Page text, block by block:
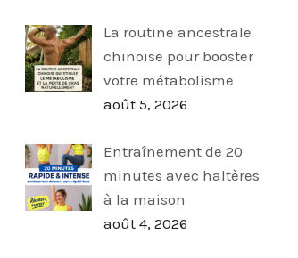
La routine ancestrale
chinoise pour booster
votre métabolisme
août 5, 2026
Entraînement de 20
minutes avec haltères
à la maison
août 4, 2026